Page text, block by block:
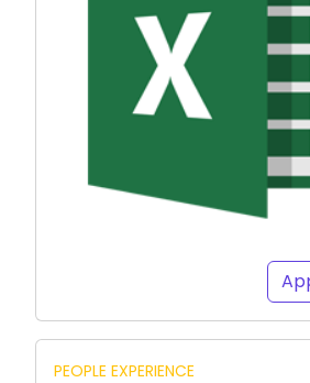
PEOPLE EXPERIENCE